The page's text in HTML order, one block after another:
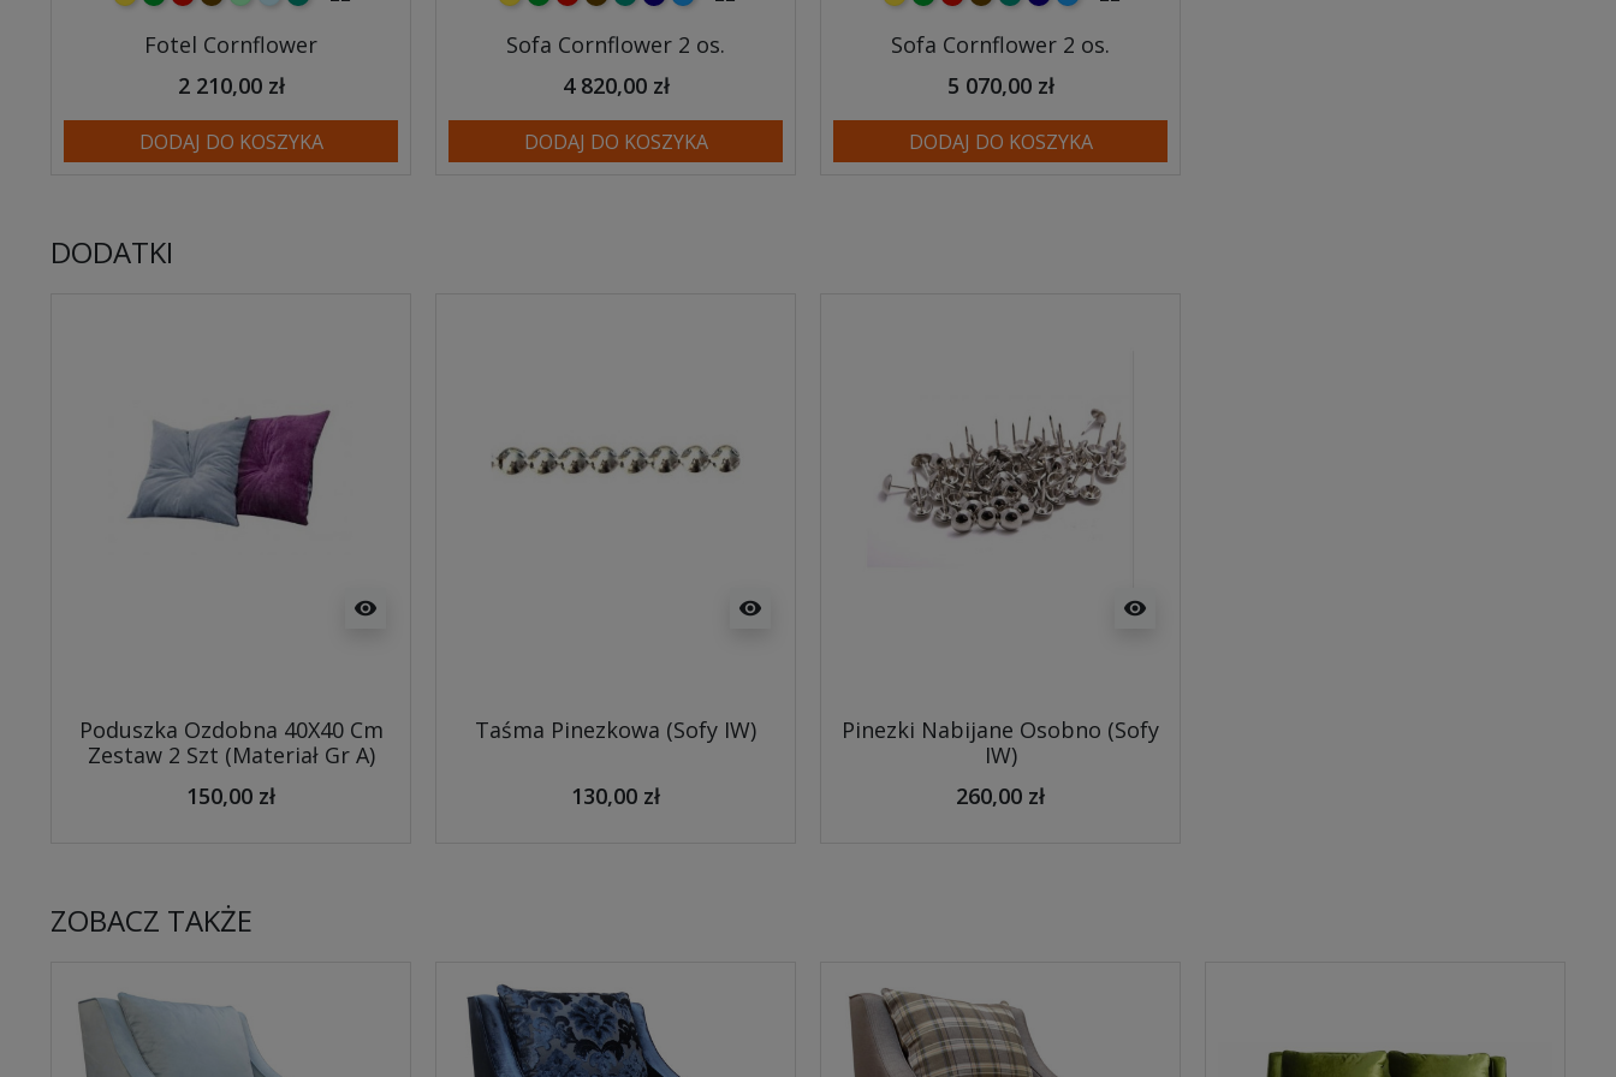
Fotel Cornflower
2 210,00 zł
DODAJ DO KOSZYKA
Sofa Cornflower 2 os.
4 820,00 zł
DODAJ DO KOSZYKA
Sofa Cornflower 2 os.
5 070,00 zł
DODAJ DO KOSZYKA
DODATKI
visibility
Poduszka Ozdobna 40X40 Cm
Zestaw 2 Szt (Materiał Gr A)
150,00 zł
visibility
Taśma Pinezkowa (Sofy IW)
130,00 zł
visibility
Pinezki Nabijane Osobno (Sofy
IW)
260,00 zł
ZOBACZ TAKŻE